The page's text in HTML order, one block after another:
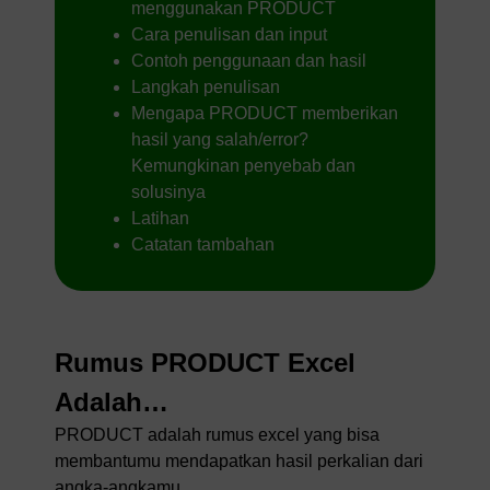
menggunakan PRODUCT
Cara penulisan dan input
Contoh penggunaan dan hasil
Langkah penulisan
Mengapa PRODUCT memberikan
hasil yang salah/error?
Kemungkinan penyebab dan
solusinya
Latihan
Catatan tambahan
Rumus PRODUCT Excel
Adalah…
PRODUCT adalah rumus excel yang bisa
membantumu mendapatkan hasil perkalian dari